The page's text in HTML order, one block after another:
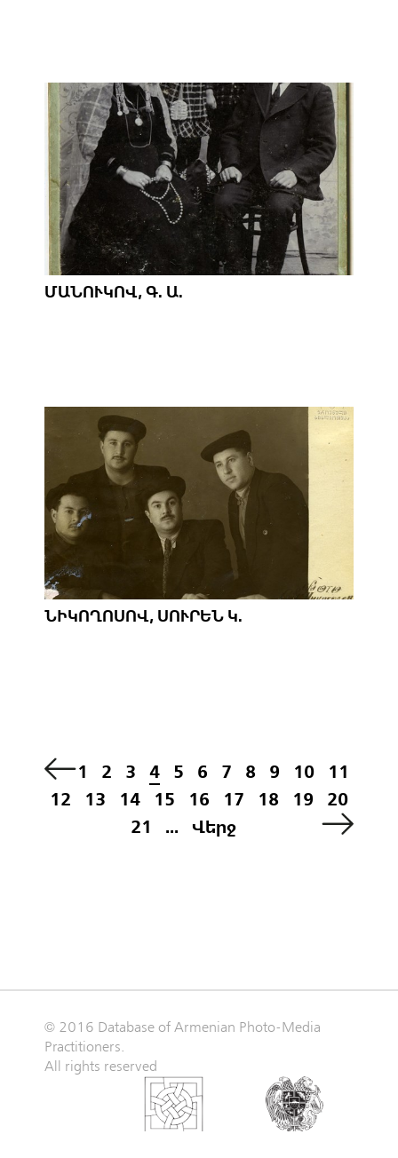
ՄԱՆՈՒԿՈՎ, Գ. Ա.
ՆԻԿՈՂՈՍՈՎ, ՍՈՒՐԵՆ Կ.
1 2 3 4 5 6 7 8 9 10
11
12
13 14 15 16 17 18 19
20
21
... Վերջ
© 2016 Database of Armenian Photo-Media
Practitioners.
All rights reserved